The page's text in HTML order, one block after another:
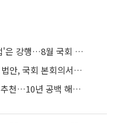
'선관위 특검' 합의했지만 '형소법'은 강행…8월 국회 '입법 2차전' 예고
회의서 민주당 주도 통과
민주, 특별감찰관 후보에 최길수 추천…10년 공백 해소 속도